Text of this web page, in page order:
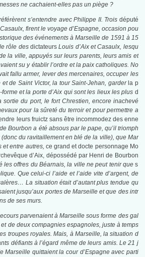
ne cachaient-elles pas un piège ?
s’entendre avec Philippe II. Trois député
firent le voyage d’Espagne, occasion pou
des événements à Marseille de 1591 à 15
rôle desdictateurs Louis d’Aix et Casaulx, lesqu
la ville, appuyés sur leurs parents, leurs amis et
su y établir l’ordre et la paix catholiques. No
fallu armer, lever des mercenai­res, occuper les
de Saint­ Victor, la tour Saint-Jehan, garder la p
et la porte d’Aix qui sont les lieux les plus d
sortie du port, le fort Chrestien, encore inachevé
pour la sûreté du terroir et pour permettre a
leurs fruictz sans être incommodez des enne
Bourbon a été absous par le pape, qu’il triomph
(donc du ravitaillement en blé de la ville), que Mar
et entre autres, ce grand et docte personnage Mo
d’Aix, dépossédé par Henri de Bour­bon
les offres du Béarnais, la ville ne peut tenir ques
Que celui-ci l’aide et l’aide vite d’argent, de
La situation était d’autant plus tendue qu
jusqu’aux portes de Marseille et que des intr
de ses murs.
parvenaient à Marseille sous forme des gal
de deux compagnies espagnoles, juste à temps
troupes royales. Mais, à Mar­seille, la situation d
défiants à l’égard même de leurs amis. Le 21 j
Marseille quittaient la cour d’Espagne avec parti